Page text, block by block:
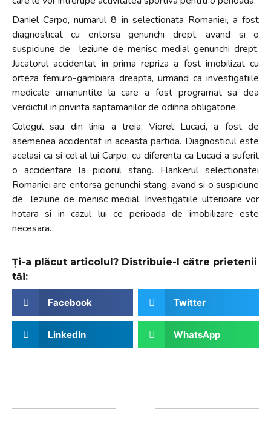
Daniel Carpo, numarul 8 in selectionata Romaniei, a fost
diagnosticat cu entorsa genunchi drept, avand si o
suspiciune de leziune de menisc medial genunchi drept.
Jucatorul accidentat in prima repriza a fost imobilizat cu
orteza femuro-gambiara dreapta, urmand ca investigatiile
medicale amanuntite la care a fost programat sa dea
verdictul in privinta saptamanilor de odihna obligatorie.
Colegul sau din linia a treia, Viorel Lucaci, a fost de
asemenea accidentat in aceasta partida. Diagnosticul este
acelasi ca si cel al lui Carpo, cu diferenta ca Lucaci a suferit
o accidentare la piciorul stang. Flankerul selectionatei
Romaniei are entorsa genunchi stang, avand si o suspiciune
de leziune de menisc medial. Investigatiile ulterioare vor
hotara si in cazul lui ce perioada de imobilizare este
necesara.
Ți-a plăcut articolul? Distribuie-l către prietenii
tăi:
Facebook Twitter
LinkedIn WhatsApp